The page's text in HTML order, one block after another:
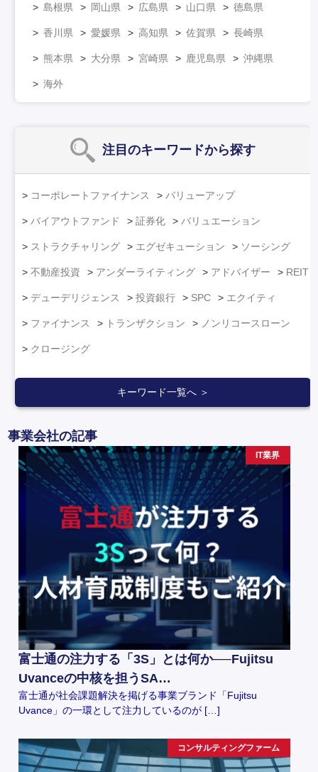
島根県 岡山県 広島県 山口県 徳島県
香川県 愛媛県 高知県 佐賀県 長崎県
熊本県 大分県 宮崎県 鹿児島県 沖縄県
海外
注目のキーワードから探す
コーポレートファイナンス バリューアップ
バイアウトファンド 証券化 バリュエーション
ストラクチャリング エグゼキューション ソーシング
不動産投資 アンダーライティング アドバイザー REIT
デューデリジェンス 投資銀行 SPC エクイティ
ファイナンス トランザクション ノンリコースローン
クロージング
キーワード一覧へ ＞
事業会社の記事
IT業界
富士通の注力する「3S」とは何か──Fujitsu
Uvanceの中核を担うSA…
富士通が社会課題解決を掲げる事業ブランド「Fujitsu
Uvance」の一環として注力しているのが […]
コンサルティングファーム